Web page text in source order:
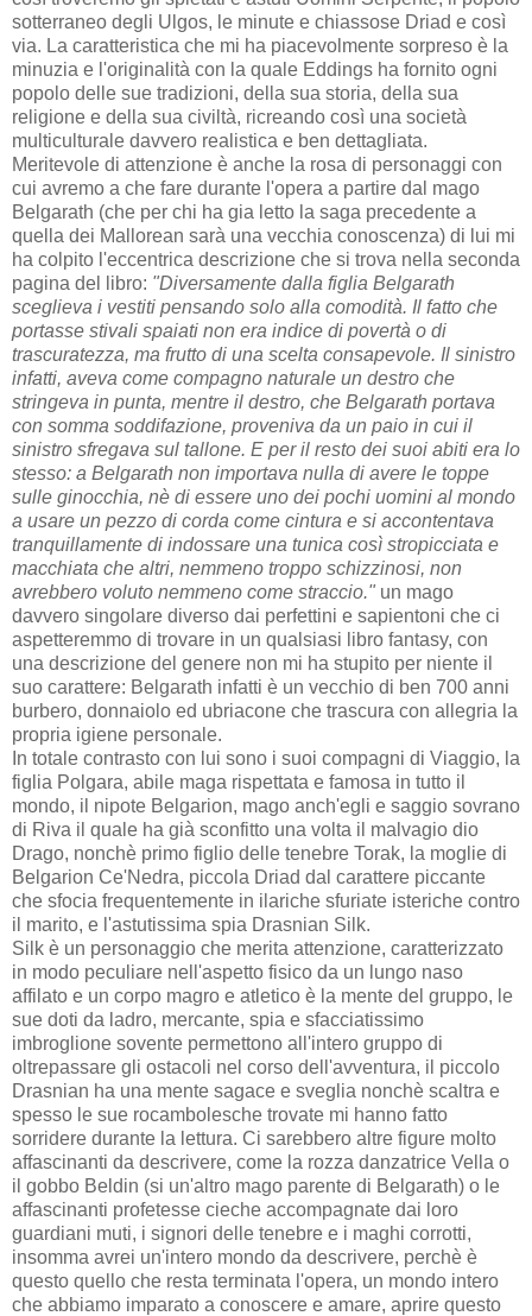
sotterraneo degli Ulgos, le minute e chiassose Driad e così
via. La caratteristica che mi ha piacevolmente sorpreso è la
minuzia e l'originalità con la quale Eddings ha fornito ogni
popolo delle sue tradizioni, della sua storia, della sua
religione e della sua civiltà, ricreando così una società
multiculturale davvero realistica e ben dettagliata.
Meritevole di attenzione è anche la rosa di personaggi con
cui avremo a che fare durante l'opera a partire dal mago
Belgarath (che per chi ha gia letto la saga precedente a
quella dei Mallorean sarà una vecchia conoscenza) di lui mi
ha colpito l'eccentrica descrizione che si trova nella seconda
pagina del libro: "Diversamente dalla figlia Belgarath
sceglieva i vestiti pensando solo alla comodità. Il fatto che
portasse stivali spaiati non era indice di povertà o di
trascuratezza, ma frutto di una scelta consapevole. Il sinistro
infatti, aveva come compagno naturale un destro che
stringeva in punta, mentre il destro, che Belgarath portava
con somma soddifazione, proveniva da un paio in cui il
sinistro sfregava sul tallone. E per il resto dei suoi abiti era lo
stesso: a Belgarath non importava nulla di avere le toppe
sulle ginocchia, nè di essere uno dei pochi uomini al mondo
a usare un pezzo di corda come cintura e si accontentava
tranquillamente di indossare una tunica così stropicciata e
macchiata che altri, nemmeno troppo schizzinosi, non
avrebbero voluto nemmeno come straccio." un mago
davvero singolare diverso dai perfettini e sapientoni che ci
aspetteremmo di trovare in un qualsiasi libro fantasy, con
una descrizione del genere non mi ha stupito per niente il
suo carattere: Belgarath infatti è un vecchio di ben 700 anni
burbero, donnaiolo ed ubriacone che trascura con allegria la
propria igiene personale.
In totale contrasto con lui sono i suoi compagni di Viaggio, la
figlia Polgara, abile maga rispettata e famosa in tutto il
mondo, il nipote Belgarion, mago anch'egli e saggio sovrano
di Riva il quale ha già sconfitto una volta il malvagio dio
Drago, nonchè primo figlio delle tenebre Torak, la moglie di
Belgarion Ce'Nedra, piccola Driad dal carattere piccante
che sfocia frequentemente in ilariche sfuriate isteriche contro
il marito, e l'astutissima spia Drasnian Silk.
Silk è un personaggio che merita attenzione, caratterizzato
in modo peculiare nell'aspetto fisico da un lungo naso
affilato e un corpo magro e atletico è la mente del gruppo, le
sue doti da ladro, mercante, spia e sfacciatissimo
imbroglione sovente permettono all'intero gruppo di
oltrepassare gli ostacoli nel corso dell'avventura, il piccolo
Drasnian ha una mente sagace e sveglia nonchè scaltra e
spesso le sue rocambolesche trovate mi hanno fatto
sorridere durante la lettura. Ci sarebbero altre figure molto
affascinanti da descrivere, come la rozza danzatrice Vella o
il gobbo Beldin (si un'altro mago parente di Belgarath) o le
affascinanti profetesse cieche accompagnate dai loro
guardiani muti, i signori delle tenebre e i maghi corrotti,
insomma avrei un'intero mondo da descrivere, perchè è
questo quello che resta terminata l'opera, un mondo intero
che abbiamo imparato a conoscere e amare, aprire questo